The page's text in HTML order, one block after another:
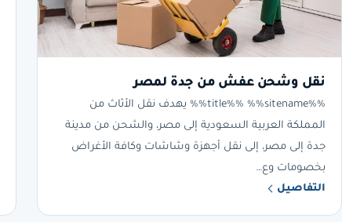
نقل وشحن عفش من جدة لمصر
%%title%% %%sitename%% يهدف نقل الأثاث من
المملكة العربية السعودية إلى مصر، والشحن من مدينة
جدة إلى مصر، إلى نقل أجهزة وشاشات وكافة الأغراض
بخصومات وع…
التفاصيل